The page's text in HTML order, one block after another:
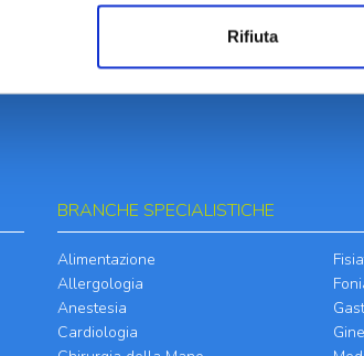
Rifiuta
BRANCHE SPECIALISTICHE
Alimentazione
Allergologia
Anestesia
Cardiologia